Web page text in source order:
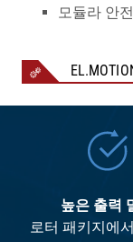
모듈라 안
높은 출력
로터 패키지에